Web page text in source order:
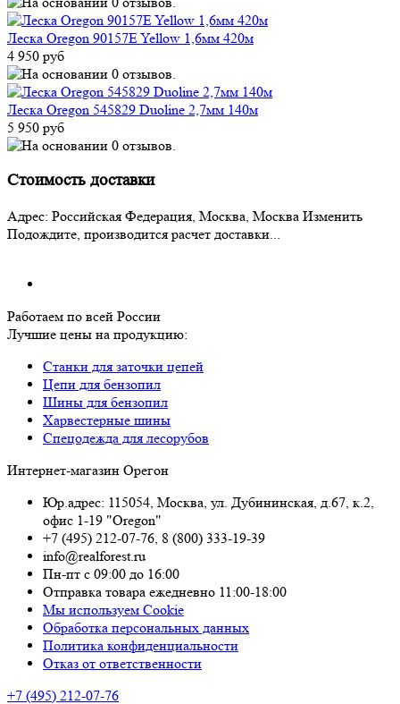
Леска Oregon 90157E Yellow 1,6мм 420м
4 950 руб
Леска Oregon 545829 Duoline 2,7мм 140м
5 950 руб
Стоимость доставки
Адрес: Российская Федерация, Москва, Москва Изменить
Подождите, производится расчет доставки...
Работаем по всей России
Лучшие цены на продукцию:
Станки для заточки цепей
Цепи для бензопил
Шины для бензопил
Харвестерные шины
Спецодежда для лесорубов
Интернет-магазин Орегон
Юр.адрес: 115054, Москва, ул. Дубининская, д.67, к.2,
офис 1-19 "Oregon"
+7 (495) 212-07-76, 8 (800) 333-19-39
info@realforest.ru
Пн-пт с 09:00 до 16:00
Отправка товара ежедневно 11:00-18:00
Мы используем Cookie
Обработка персональных данных
Политика конфиденциальности
Отказ от ответственности
+7 (495) 212-07-76